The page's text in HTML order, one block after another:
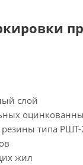
слой
типа РШТ-
жил